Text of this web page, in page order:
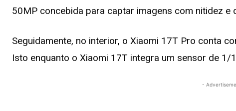
50MP concebida para captar imagens com nitidez e
Seguidamente, no interior, o Xiaomi 17T Pro conta
Isto enquanto o Xiaomi 17T integra um sensor de 1/
-